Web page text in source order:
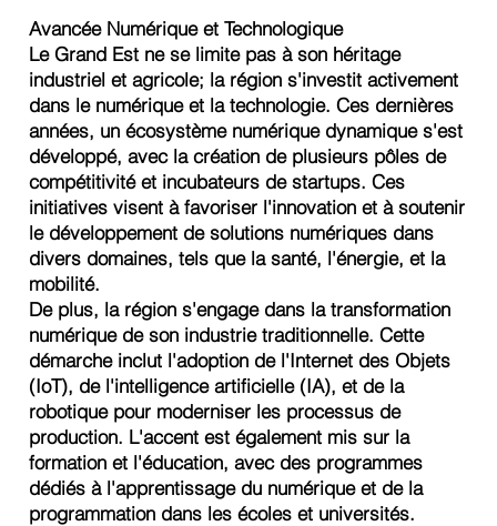
Avancée Numérique et Technologique
Le Grand Est ne se limite pas à son héritage
industriel et agricole; la région s'investit activement
dans le numérique et la technologie. Ces dernières
années, un écosystème numérique dynamique s'est
développé, avec la création de plusieurs pôles de
compétitivité et incubateurs de startups. Ces
initiatives visent à favoriser l'innovation et à soutenir
le développement de solutions numériques dans
divers domaines, tels que la santé, l'énergie, et la
mobilité.
De plus, la région s'engage dans la transformation
numérique de son industrie traditionnelle. Cette
démarche inclut l'adoption de l'Internet des Objets
(IoT), de l'intelligence artificielle (IA), et de la
robotique pour moderniser les processus de
production. L'accent est également mis sur la
formation et l'éducation, avec des programmes
dédiés à l'apprentissage du numérique et de la
programmation dans les écoles et universités.